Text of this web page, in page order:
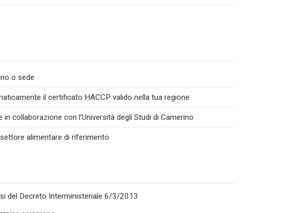
o sede
il certificato HACCP valido nella tua regione
collaborazione con l’Università degli Studi di Camerino
alimentare di riferimento
del Decreto Interministeriale 6/3/2013